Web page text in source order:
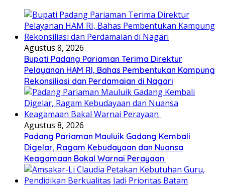
Agustus 8, 2026
Bupati Padang Pariaman Terima Direktur
Pelayanan HAM RI, Bahas Pembentukan Kampung
Rekonsiliasi dan Perdamaian di Nagari
Agustus 8, 2026
Padang Pariaman Mauluik Gadang Kembali
Digelar, Ragam Kebudayaan dan Nuansa
Keagamaan Bakal Warnai Perayaan ‎